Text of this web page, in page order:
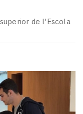
de l'Escola